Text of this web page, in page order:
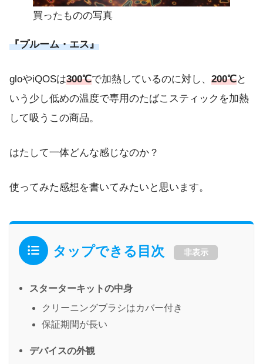
買ったものの写真
『プルーム・エス』
gloやiQOSは300℃で加熱しているのに対し、 200℃と
いう少し低めの温度で専用のたばこスティックを加熱
して吸うこの商品。
はたして一体どんな感じなのか？
使ってみた感想を書いてみたいと思います。
タップできる目次 非表示
スターターキットの中身
クリーニングブラシはカバー付き
保証期間が長い
デバイスの外観